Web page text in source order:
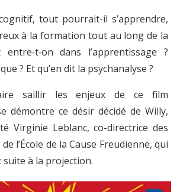
tout pourrait-il s’apprendre,
à la formation tout au long de la
dans l’apprentissage ?
? Et qu’en dit la psychanalyse ?
saillir les enjeux de ce film
démontre ce désir décidé de Willy,
Virginie Leblanc, co-directrice des
l’École de la Cause Freudienne, qui
à la projection.